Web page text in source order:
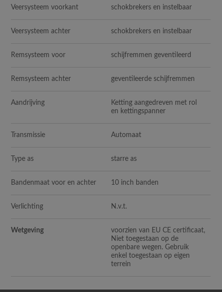
Veersysteem voorkant schokbrekers en instelbaar
Veersysteem achter schokbrekers en instelbaar
Remsysteem voor schijfremmen geventileerd
Remsysteem achter geventileerde schijfremmen
Aandrijving
Ketting aangedreven met rol
en kettingspanner
Transmissie Automaat
Type as starre as
Bandenmaat voor en achter 10 inch banden
Verlichting N.v.t.
Wetgeving
voorzien van EU CE certificaat,
Niet toegestaan op de
openbare wegen. Gebruik
enkel toegestaan op eigen
terrein